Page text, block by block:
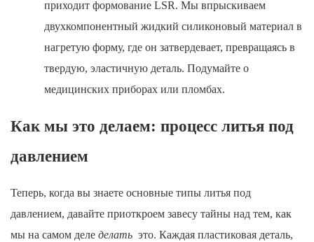
приходит формование LSR. Мы впрыскиваем
двухкомпонентный жидкий силиконовый материал в
нагретую форму, где он затвердевает, превращаясь в
твердую, эластичную деталь. Подумайте о
медицинских приборах или пломбах.
Как мы это делаем: процесс литья под
давлением
Теперь, когда вы знаете основные типы литья под
давлением, давайте приоткроем завесу тайны над тем, как
мы на самом деле делать это. Каждая пластиковая деталь,